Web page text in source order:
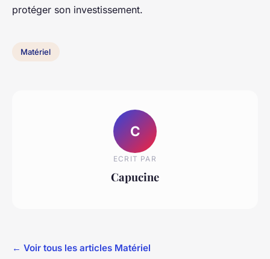
protéger son investissement.
Matériel
C
ECRIT PAR
Capucine
← Voir tous les articles Matériel